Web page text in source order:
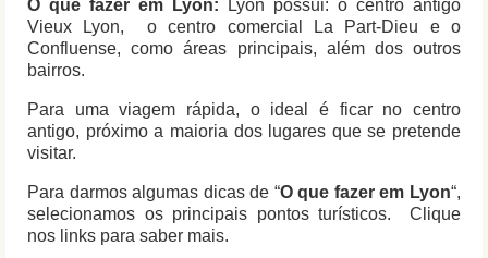
O que fazer em Lyon: Lyon possui: o centro antigo
Vieux Lyon, o centro comercial La Part-Dieu e o
Confluense, como áreas principais, além dos outros
bairros.
Para uma viagem rápida, o ideal é ficar no centro
antigo, próximo a maioria dos lugares que se pretende
visitar.
Para darmos algumas dicas de “O que fazer em Lyon“,
selecionamos os principais pontos turísticos. Clique
nos links para saber mais.